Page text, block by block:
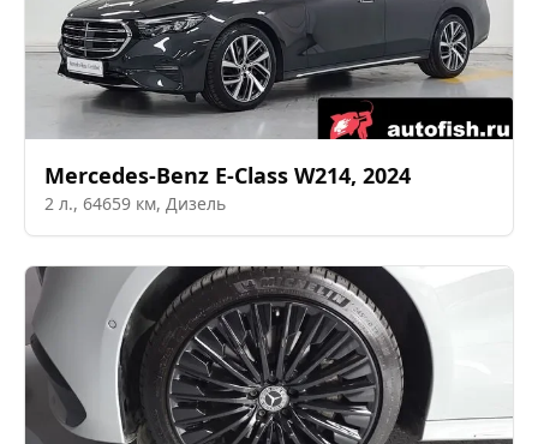
Mercedes-Benz E-Class W214, 2024
2 л., 64659 км, Дизель